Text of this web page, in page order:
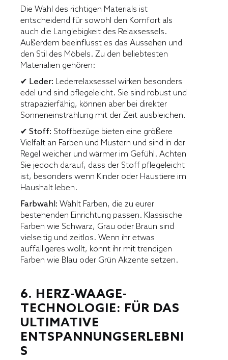
Die Wahl des richtigen Materials ist
entscheidend für sowohl den Komfort als
auch die Langlebigkeit des Relaxsessels.
Außerdem beeinflusst es das Aussehen und
den Stil des Möbels. Zu den beliebtesten
Materialien gehören:
✔ Leder: Lederrelaxsessel wirken besonders
edel und sind pflegeleicht. Sie sind robust und
strapazierfähig, können aber bei direkter
Sonneneinstrahlung mit der Zeit ausbleichen.
✔ Stoff: Stoffbezüge bieten eine größere
Vielfalt an Farben und Mustern und sind in der
Regel weicher und wärmer im Gefühl. Achten
Sie jedoch darauf, dass der Stoff pflegeleicht
ist, besonders wenn Kinder oder Haustiere im
Haushalt leben.
Farbwahl: Wählt Farben, die zu eurer
bestehenden Einrichtung passen. Klassische
Farben wie Schwarz, Grau oder Braun sind
vielseitig und zeitlos. Wenn ihr etwas
auffälligeres wollt, könnt ihr mit trendigen
Farben wie Blau oder Grün Akzente setzen.
6. HERZ-WAAGE-
TECHNOLOGIE: FÜR DAS
ULTIMATIVE
ENTSPANNUNGSERLEBNI
S